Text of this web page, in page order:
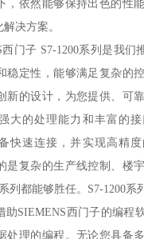
，依然能够保持出色的性
决方案。
S7-1200系列是我们推
稳定性，能够满足复杂的
新的设计，为您提供、可
大的处理能力和丰富的
快速连接，并实现高精
是复杂的生产线控制、楼
列都能够胜任。S7-1200
助SIEMENS西门子的编程
处理的编程。无论您具备